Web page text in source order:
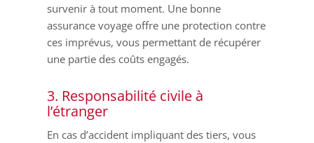
survenir à tout moment. Une bonne
assurance voyage offre une protection contre
ces imprévus, vous permettant de récupérer
une partie des coûts engagés.
3. Responsabilité civile à
l’étranger
En cas d’accident impliquant des tiers, vous